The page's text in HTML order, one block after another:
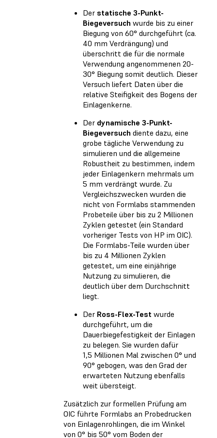
Der statische 3-Punkt-
Biegeversuch wurde bis zu einer
Biegung von 60° durchgeführt (ca.
40 mm Verdrängung) und
überschritt die für die normale
Verwendung angenommenen 20-
30° Biegung somit deutlich. Dieser
Versuch liefert Daten über die
relative Steifigkeit des Bogens der
Einlagenkerne.
Der dynamische 3-Punkt-
Biegeversuch diente dazu, eine
grobe tägliche Verwendung zu
simulieren und die allgemeine
Robustheit zu bestimmen, indem
jeder Einlagenkern mehrmals um
5 mm verdrängt wurde. Zu
Vergleichszwecken wurden die
nicht von Formlabs stammenden
Probeteile über bis zu 2 Millionen
Zyklen getestet (ein Standard
vorheriger Tests von HP im OIC).
Die Formlabs-Teile wurden über
bis zu 4 Millionen Zyklen
getestet, um eine einjährige
Nutzung zu simulieren, die
deutlich über dem Durchschnitt
liegt.
Der Ross-Flex-Test wurde
durchgeführt, um die
Dauerbiegefestigkeit der Einlagen
zu belegen. Sie wurden dafür
1,5 Millionen Mal zwischen 0° und
90° gebogen, was den Grad der
erwarteten Nutzung ebenfalls
weit übersteigt.
Zusätzlich zur formellen Prüfung am
OIC führte Formlabs an Probedrucken
von Einlagenrohlingen, die im Winkel
von 0° bis 50° vom Boden der